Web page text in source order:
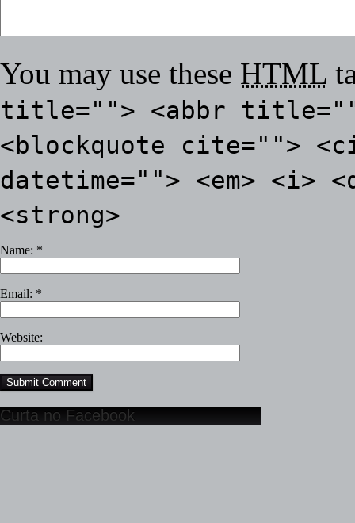
You may use these HTML
title=""> <abbr
<blockquote cite="">
datetime=""> <em> <i>
<strong>
Name: *
Email: *
Website:
Curta no Facebook